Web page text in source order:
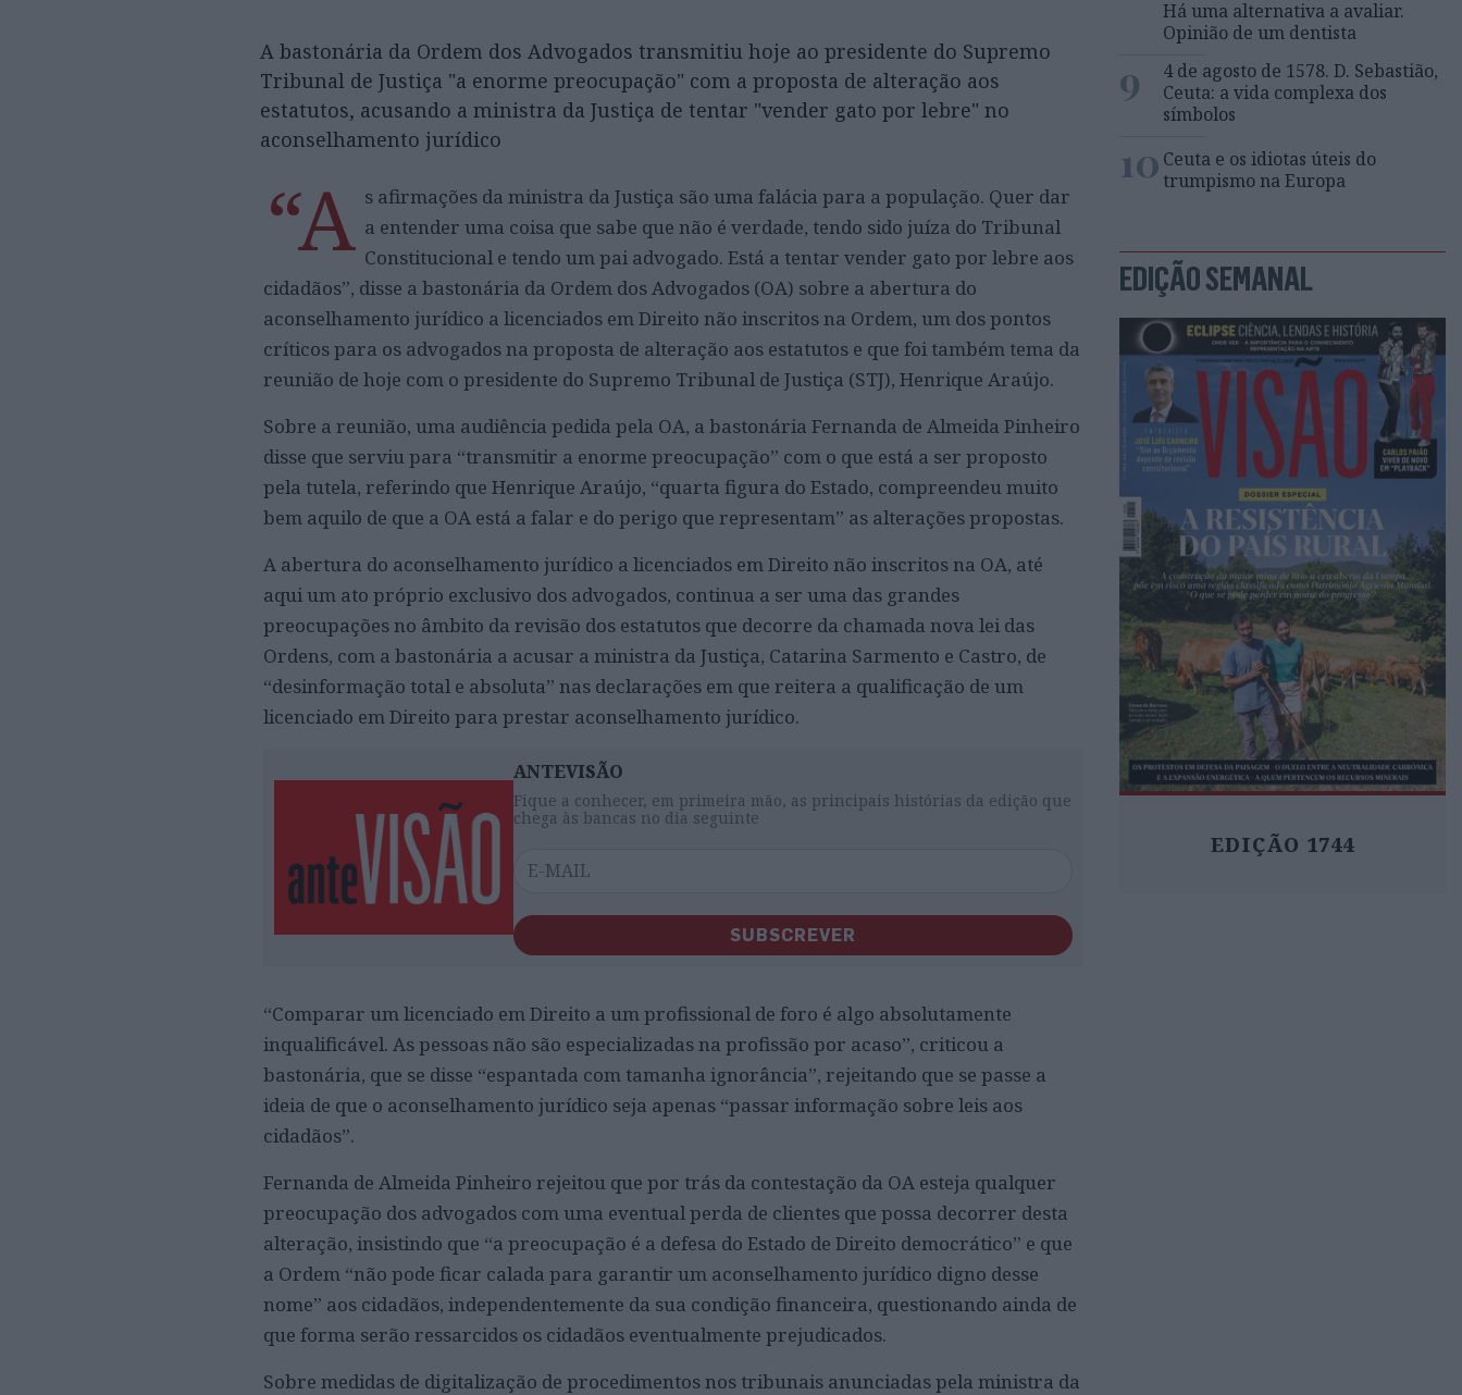
A bastonária da Ordem dos Advogados transmitiu hoje ao presidente do Supremo
Tribunal de Justiça "a enorme preocupação" com a proposta de alteração aos
estatutos, acusando a ministra da Justiça de tentar "vender gato por lebre" no
aconselhamento jurídico
“A s afirmações da ministra da Justiça são uma falácia para a população. Quer dar
a entender uma coisa que sabe que não é verdade, tendo sido juíza do Tribunal
Constitucional e tendo um pai advogado. Está a tentar vender gato por lebre aos
cidadãos”, disse a bastonária da Ordem dos Advogados (OA) sobre a abertura do
aconselhamento jurídico a licenciados em Direito não inscritos na Ordem, um dos pontos
críticos para os advogados na proposta de alteração aos estatutos e que foi também tema da
reunião de hoje com o presidente do Supremo Tribunal de Justiça (STJ), Henrique Araújo.
Sobre a reunião, uma audiência pedida pela OA, a bastonária Fernanda de Almeida Pinheiro
disse que serviu para “transmitir a enorme preocupação” com o que está a ser proposto
pela tutela, referindo que Henrique Araújo, “quarta figura do Estado, compreendeu muito
bem aquilo de que a OA está a falar e do perigo que representam” as alterações propostas.
A abertura do aconselhamento jurídico a licenciados em Direito não inscritos na OA, até
aqui um ato próprio exclusivo dos advogados, continua a ser uma das grandes
preocupações no âmbito da revisão dos estatutos que decorre da chamada nova lei das
Ordens, com a bastonária a acusar a ministra da Justiça, Catarina Sarmento e Castro, de
“desinformação total e absoluta” nas declarações em que reitera a qualificação de um
licenciado em Direito para prestar aconselhamento jurídico.
ANTEVISÃO
Fique a conhecer, em primeira mão, as principais histórias da edição que
chega às bancas no dia seguinte
SUBSCREVER
“Comparar um licenciado em Direito a um profissional de foro é algo absolutamente
inqualificável. As pessoas não são especializadas na profissão por acaso”, criticou a
bastonária, que se disse “espantada com tamanha ignorância”, rejeitando que se passe a
ideia de que o aconselhamento jurídico seja apenas “passar informação sobre leis aos
cidadãos”.
Fernanda de Almeida Pinheiro rejeitou que por trás da contestação da OA esteja qualquer
preocupação dos advogados com uma eventual perda de clientes que possa decorrer desta
alteração, insistindo que “a preocupação é a defesa do Estado de Direito democrático” e que
a Ordem “não pode ficar calada para garantir um aconselhamento jurídico digno desse
nome” aos cidadãos, independentemente da sua condição financeira, questionando ainda de
que forma serão ressarcidos os cidadãos eventualmente prejudicados.
Sobre medidas de digitalização de procedimentos nos tribunais anunciadas pela ministra da
Há uma alternativa a avaliar.
Opinião de um dentista
9
4 de agosto de 1578. D. Sebastião,
Ceuta: a vida complexa dos
símbolos
10 Ceuta e os idiotas úteis do
trumpismo na Europa
EDIÇÃO SEMANAL
EDIÇÃO 1744